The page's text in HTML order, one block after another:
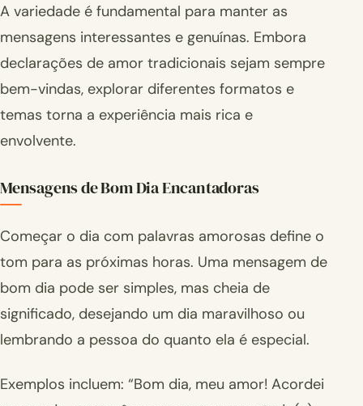
A variedade é fundamental para manter as
mensagens interessantes e genuínas. Embora
declarações de amor tradicionais sejam sempre
bem-vindas, explorar diferentes formatos e
temas torna a experiência mais rica e
envolvente.
Mensagens de Bom Dia Encantadoras
Começar o dia com palavras amorosas define o
tom para as próximas horas. Uma mensagem de
bom dia pode ser simples, mas cheia de
significado, desejando um dia maravilhoso ou
lembrando a pessoa do quanto ela é especial.
Exemplos incluem: “Bom dia, meu amor! Acordei